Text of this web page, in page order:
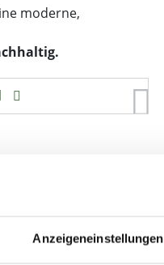
Anzeigeneinstellungen
moderne,